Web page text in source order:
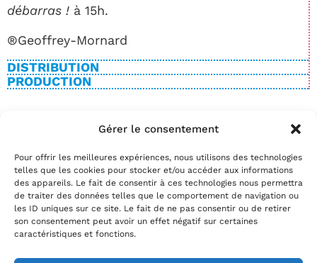
Gérer le consentement
Pour offrir les meilleures expériences, nous utilisons des technologies
telles que les cookies pour stocker et/ou accéder aux informations
des appareils. Le fait de consentir à ces technologies nous permettra
de traiter des données telles que le comportement de navigation ou
les ID uniques sur ce site. Le fait de ne pas consentir ou de retirer
son consentement peut avoir un effet négatif sur certaines
caractéristiques et fonctions.
débarras ! à 15h.
®Geoffrey-Mornard
DISTRIBUTION
PRODUCTION
Date(s)
Réservez
par téléphone au02.35.29.22.81
par mailinfo@theatrelepassage.fr